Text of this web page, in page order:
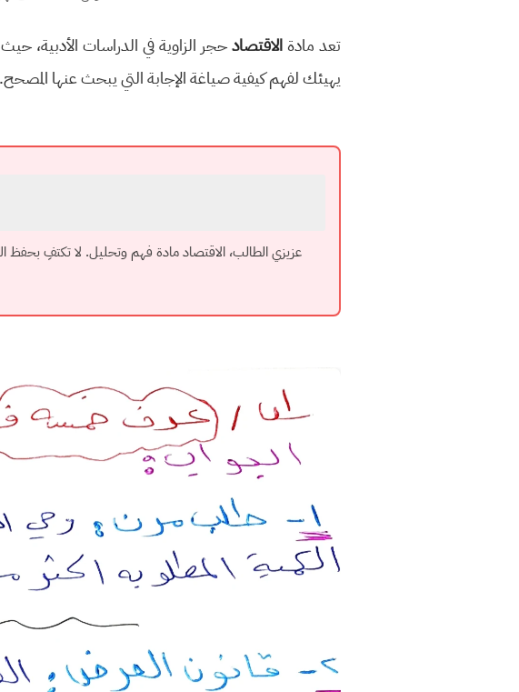
تعد مادةالاقتصادحجر الزاوية في الدراسات الأدبية،
يهيئك لفهم كيفية صياغة الإجابة التي يبحث عنها المصحح.
عزيزي الطالب، الاقتصاد مادة فهم وتحليل. لا تكتفِ بحفظ